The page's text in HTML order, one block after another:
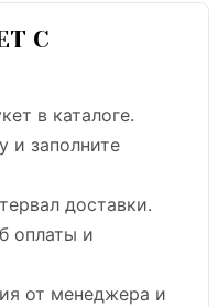
С
в каталоге.
и заполните
доставки.
оплаты и
от менеджера и